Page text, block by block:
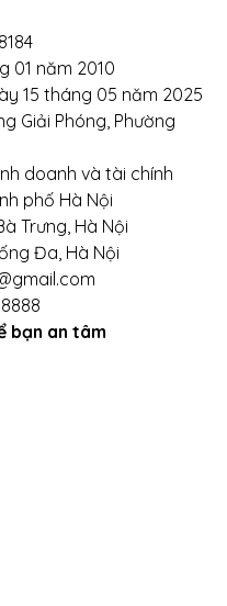
móp méo, tác
thiết khi sử dụng
hỗ trợ tư vấn sản
qua hotline:
cửa hàng:
01 năm 2010
15 tháng 05 năm 2025
Giải Phóng, Phường
doanh và tài chính
phố Hà Nội
Trưng, Hà Nội
Đa, Hà Nội
bạn an tâm